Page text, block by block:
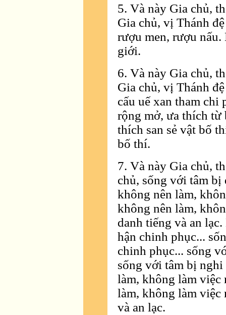
5. Và này Gia chủ,
Gia chủ, vị Thánh
rượu men, rượu
giới.
6. Và này Gia chủ,
Gia chủ, vị Thánh
cấu uế xan tham
rộng mở, ưa thích từ
thích san sẻ vật bố
bố thí.
7. Và này Gia chủ,
chủ, sống với tâm bị
không nên làm,
không nên làm,
danh tiếng và an
hận chinh phục...
chinh phục... sống
sống với tâm bị
làm, không làm việc
làm, không làm
và an lạc.